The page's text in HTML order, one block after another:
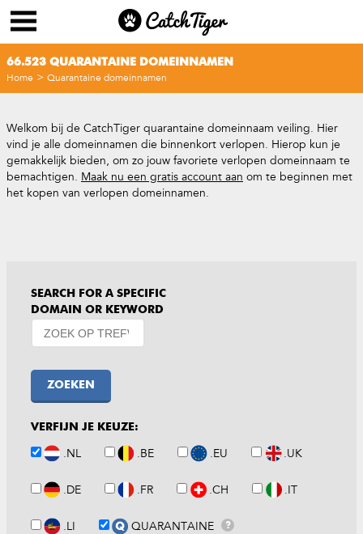
66.523 QUARANTAINE DOMEINNAMEN
Home > Quarantaine domeinnamen
Welkom bij de CatchTiger quarantaine domeinnaam veiling. Hier
vind je alle domeinnamen die binnenkort verlopen. Hierop kun je
gemakkelijk bieden, om zo jouw favoriete verlopen domeinnaam te
bemachtigen. Maak nu een gratis account aan om te beginnen met
het kopen van verlopen domeinnamen.
SEARCH FOR A SPECIFIC
DOMAIN OR KEYWORD
ZOEKEN
VERFIJN JE KEUZE:
.NL .BE .EU .UK
.DE .FR .CH .IT
.LI QUARANTAINE ?